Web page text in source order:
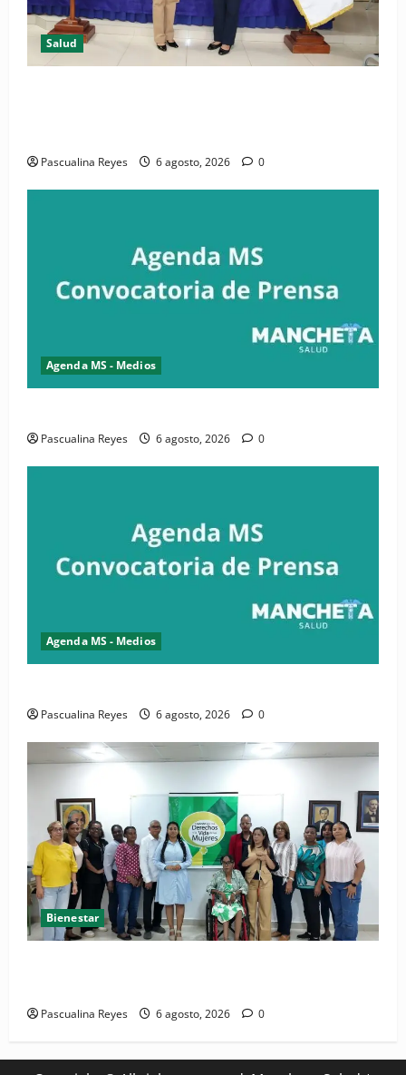
Salud
Pascualina Reyes 6 agosto, 2026 0
Agenda MS - Medios
Pascualina Reyes 6 agosto, 2026 0
Agenda MS - Medios
Pascualina Reyes 6 agosto, 2026 0
Bienestar
Pascualina Reyes 6 agosto, 2026 0